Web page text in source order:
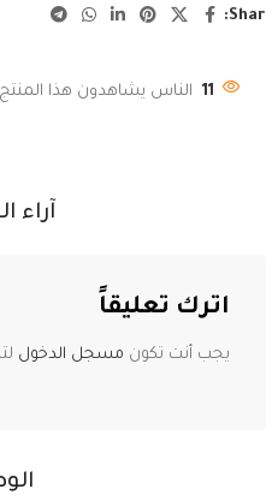
11 الناس يشاهدون هذا المنتج
آراء
اترك تعليقاً
يجب أنت تكون مسجل الدخول